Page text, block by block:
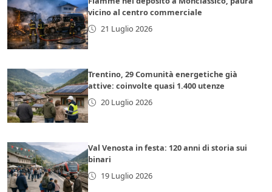
vicino al centro commerciale
21 Luglio 2026
Trentino, 29 Comunità energetiche già
attive: coinvolte quasi 1.400 utenze
20 Luglio 2026
Val Venosta in festa: 120 anni di storia sui
binari
19 Luglio 2026